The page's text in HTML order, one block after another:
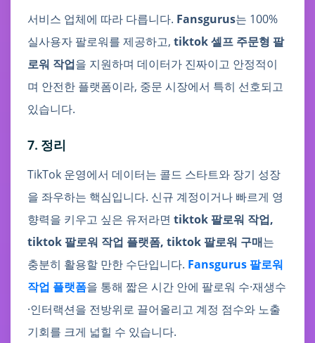
서비스 업체에 따라 다릅니다. Fansgurus는 100%
실사용자 팔로워를 제공하고, tiktok 셀프 주문형 팔
로워 작업을 지원하며 데이터가 진짜이고 안정적이
며 안전한 플랫폼이라, 중문 시장에서 특히 선호되고
있습니다.
7. 정리
TikTok 운영에서 데이터는 콜드 스타트와 장기 성장
을 좌우하는 핵심입니다. 신규 계정이거나 빠르게 영
향력을 키우고 싶은 유저라면 tiktok 팔로워 작업,
tiktok 팔로워 작업 플랫폼, tiktok 팔로워 구매는
충분히 활용할 만한 수단입니다. Fansgurus 팔로워
작업 플랫폼을 통해 짧은 시간 안에 팔로워 수·재생수
·인터랙션을 전방위로 끌어올리고 계정 점수와 노출
기회를 크게 넓힐 수 있습니다.